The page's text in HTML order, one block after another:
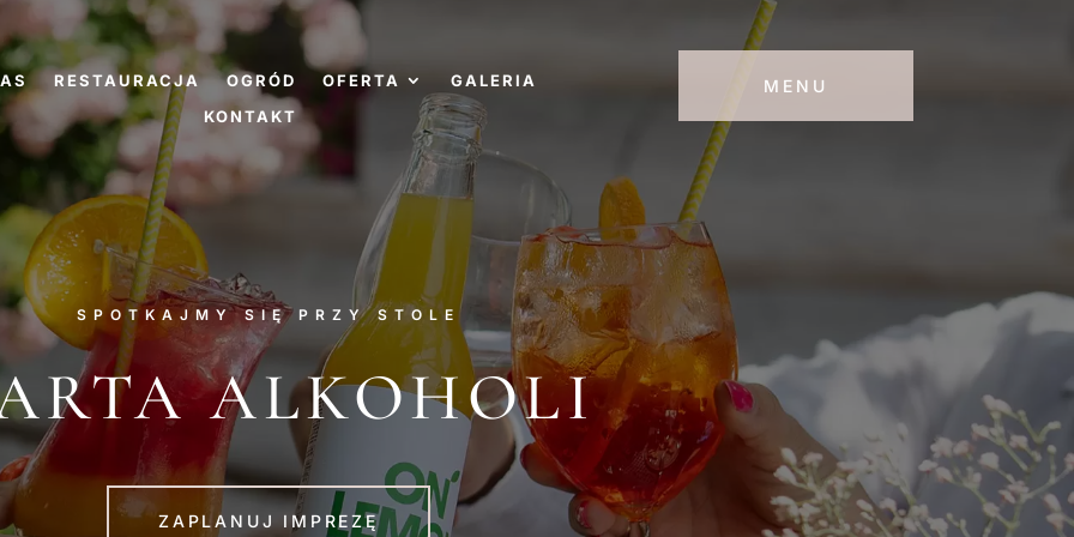
RESTAURACJA OGRÓD OFERTA
GALERIA
KONTAKT
MENU
SPOTKAJMY SIĘ PRZY STOLE
ALKOHOLI
ZAPLANUJ IMPREZĘ